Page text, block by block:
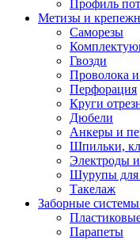
Профиль
Метизы и
Саморезы
Гвозди
Проволока
Перфорация
Круги
Дюбели
Анкеры и
Шпильки,
Электроды и
Шурупы для
Такелаж
Заборные системы
Парапеты